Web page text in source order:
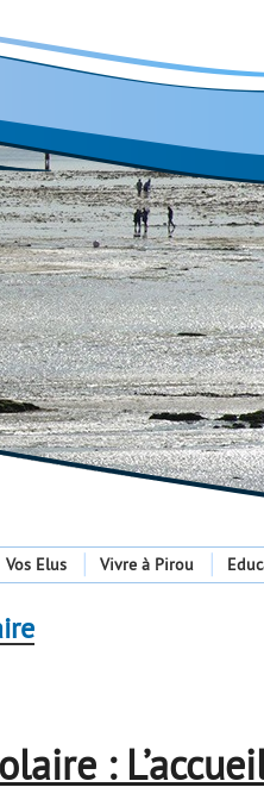
Vos Elus Vivre à Pirou
: